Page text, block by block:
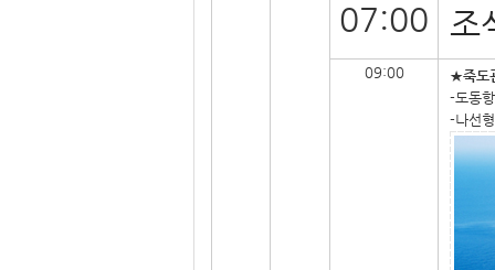
07:00 조
09:00
★죽도
-도동
-나선